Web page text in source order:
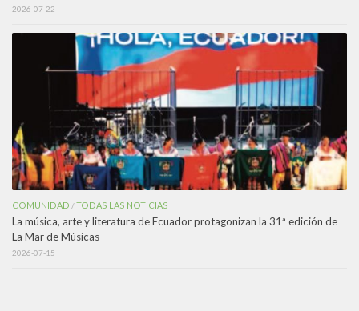
2026-07-22
COMUNIDAD /TODAS LAS NOTICIAS
La música, arte y literatura de Ecuador protagonizan la 31ª edición de
La Mar de Músicas
2026-07-15